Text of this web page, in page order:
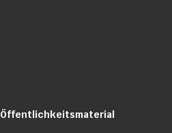
Öffentlichkeitsmaterial